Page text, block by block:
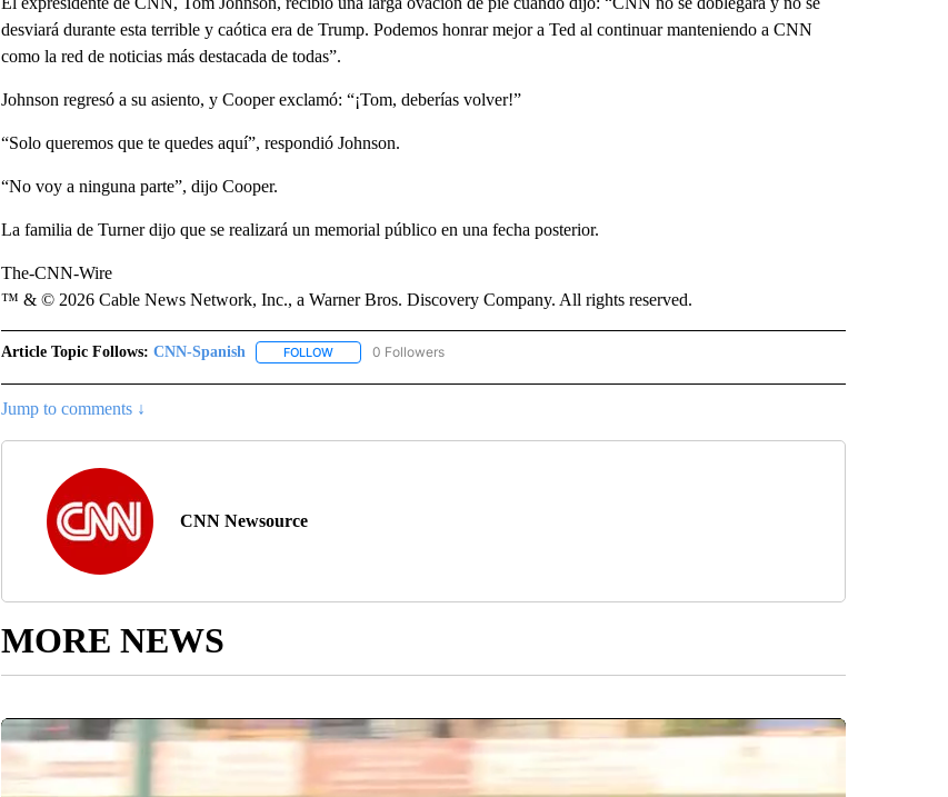
desviará durante esta terrible y caótica era de Trump. Podemos honrar mejor a Ted al continuar manteniendo a CNN
como la red de noticias más destacada de todas”.
Johnson regresó a su asiento, y Cooper exclamó: “¡Tom, deberías volver!”
“Solo queremos que te quedes aquí”, respondió Johnson.
“No voy a ninguna parte”, dijo Cooper.
La familia de Turner dijo que se realizará un memorial público en una fecha posterior.
The-CNN-Wire
™ & © 2026 Cable News Network, Inc., a Warner Bros. Discovery Company. All rights reserved.
Article Topic Follows: CNN-Spanish FOLLOWFOLLOW "CNN-SPANISH" TO RECEIVE NOTIFICATIONS ABOUT NEW PAGES ON "CNN-SPANISH".
0 Followers
Jump to comments ↓
CNN Newsource
MORE NEWS